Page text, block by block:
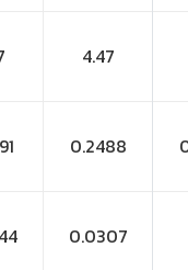
4.47
0.2488
0.0307